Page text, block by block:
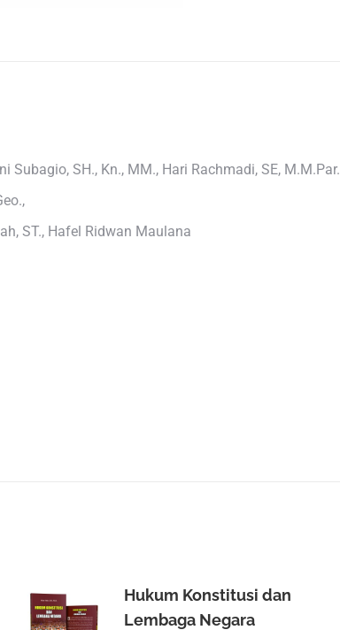
Subagio, SH., Kn., MM., Hari Rachmadi, SE, M.M.Par.
ST., Hafel Ridwan Maulana
Hukum Konstitusi dan
Lembaga Negara